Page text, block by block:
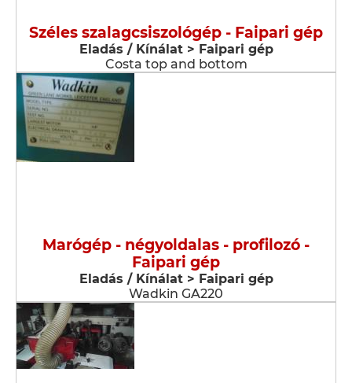
Széles szalagcsiszológép - Faipari gép
Eladás / Kínálat > Faipari gép
Costa top and bottom
Marógép - négyoldalas - profilozó -
Faipari gép
Eladás / Kínálat > Faipari gép
Wadkin GA220